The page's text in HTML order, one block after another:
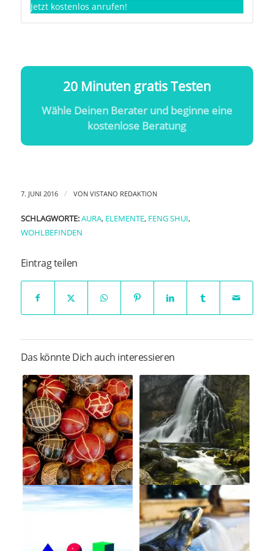
Jetzt kostenlos anrufen!
20 Minuten gratis Testen
Wähle Deinen Berater und beginne eine
kostenlose Beratung
7. JUNI 2016 / VON VISTANO REDAKTION
SCHLAGWORTE: AURA, ELEMENTE, FENG SHUI,
WOHLBEFINDEN
Eintrag teilen
Das könnte Dich auch interessieren